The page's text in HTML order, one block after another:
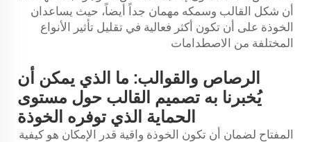
أن شكل القالب وسمكه مهمان جداً أيضاً، حيث يساعدان
الخوذة على أن تكون أكثر فعالية في تقليل تأثير الأنواع
المختلفة من الاصطدامات
الرصاص والقوالب: ما الذي يمكن أن
يُخبرنا به تصميم القالب حول مستوى
الحماية الذي توفره الخوذة
المفتاح لضمان أن تكون الخوذة واقية قدر الإمكان هو كيفية